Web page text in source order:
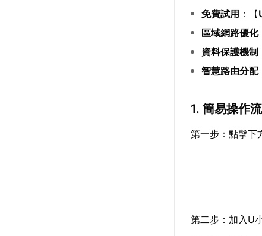
免費試用 ：【
區域網路優化
資料保護機制
智慧路由分配
1. 簡易操作
第一步：點擊下
第二步：加入U